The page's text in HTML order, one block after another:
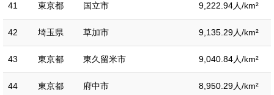
41 東京都 国立市 9,222.94人/km²
42 埼玉県 草加市 9,135.29人/km²
43 東京都 東久留米市 9,040.84人/km²
44 東京都 府中市 8,950.29人/km²